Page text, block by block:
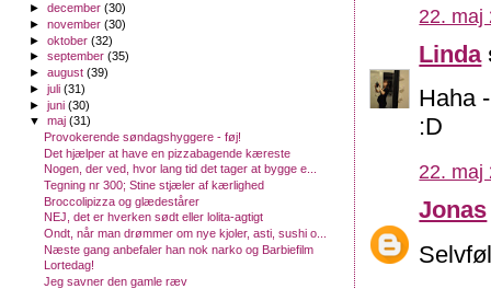
22. maj
Linda
Haha
:D
22. maj
Jonas
►december(30)
►november(30)
►oktober(32)
►september(35)
►august(39)
►juli(31)
►juni(30)
▼maj(31)
Provokerende søndagshyggere - føj!
Det hjælper at have en pizzabagende kæreste
Nogen, der ved, hvor lang tid det tager at bygge e...
Tegning nr 300; Stine stjæler af kærlighed
Broccolipizza og glædestårer
NEJ, det er hverken sødt eller lolita-agtigt
Ondt, når man drømmer om nye kjoler, asti, sushi o...
Næste gang anbefaler han nok narko og Barbiefilm
Lortedag!
Jeg savner den gamle ræv